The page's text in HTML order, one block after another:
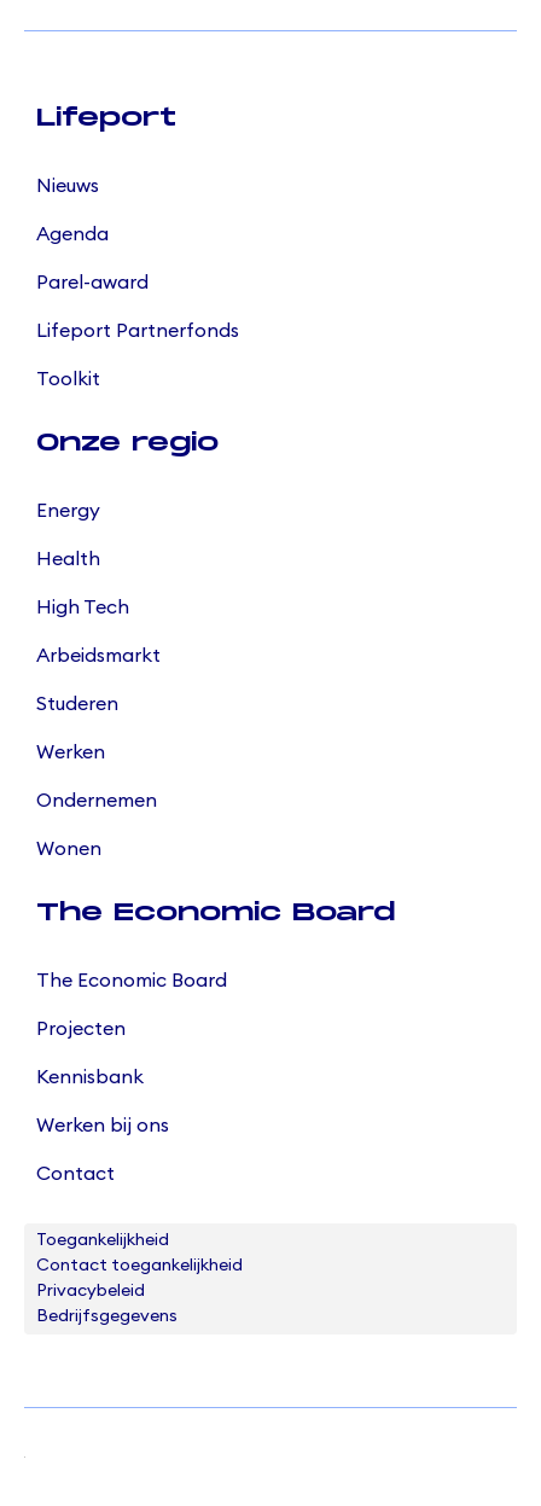
Lifeport
Nieuws
Agenda
Parel-award
Lifeport Partnerfonds
Toolkit
Onze regio
Energy
Health
High Tech
Arbeidsmarkt
Studeren
Werken
Ondernemen
Wonen
The Economic Board
The Economic Board
Projecten
Kennisbank
Werken bij ons
Contact
Toegankelijkheid
Contact toegankelijkheid
Privacybeleid
Bedrijfsgegevens